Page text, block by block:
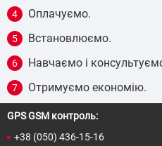
Оплачуємо.
Встановлюємо.
Навчаємо і
Отримуємо економію.